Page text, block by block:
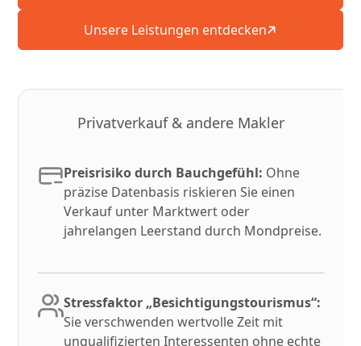
Unsere Leistungen entdecken
Privatverkauf & andere Makler
Preisrisiko durch Bauchgefühl: Ohne
präzise Datenbasis riskieren Sie einen
Verkauf unter Marktwert oder
jahrelangen Leerstand durch Mondpreise.
Stressfaktor „Besichtigungstourismus“:
Sie verschwenden wertvolle Zeit mit
unqualifizierten Interessenten ohne echte